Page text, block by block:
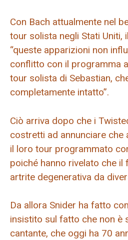
Con Bach attualmente nel
tour solista negli Stati Uniti,
“queste apparizioni non
conflitto con il programma
tour solista di Sebastian,
completamente intatto”.
Ciò arriva dopo che i
costretti ad annunciare che
il loro tour programmato
poiché hanno rivelato che
artrite degenerativa da
Da allora Snider ha fatto
insistito sul fatto che non è
cantante, che oggi ha 70